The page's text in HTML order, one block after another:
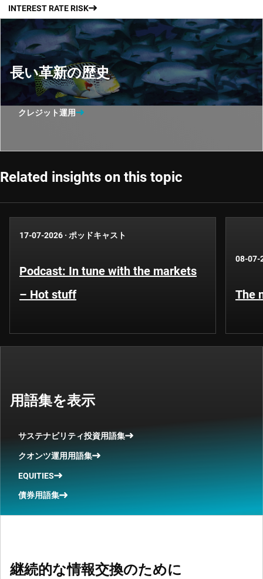
INTEREST RATE RISK
長い革新の歴史
クレジット運用
Related insights on this topic
17-07-2026 · ポッドキャスト
Podcast: In tune with the markets
– Hot stuff
08-07-
The
用語集を表示
サステナビリティ投資用語集
クオンツ運用用語集
EQUITIES
債券用語集
継続的な情報交換のために